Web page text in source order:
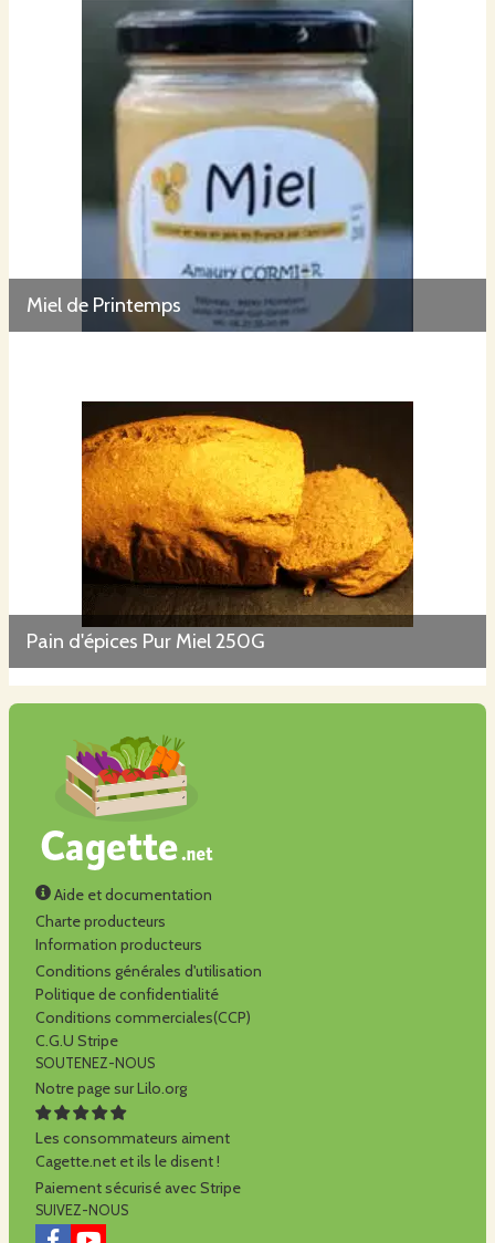
Miel de Printemps
Pain d'épices Pur Miel 250G
Aide et documentation
Charte producteurs
Information producteurs
Conditions générales d'utilisation
Politique de confidentialité
Conditions commerciales(CCP)
C.G.U Stripe
SOUTENEZ-NOUS
Notre page sur Lilo.org
Les consommateurs aiment
Cagette.net et ils le disent !
Paiement sécurisé avec Stripe
SUIVEZ-NOUS